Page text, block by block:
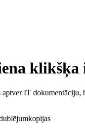
klikšķa
IT